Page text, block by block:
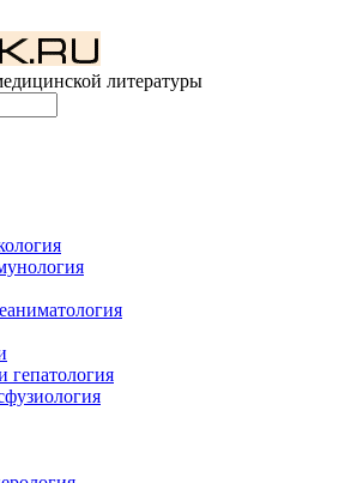
литературы
гепатология